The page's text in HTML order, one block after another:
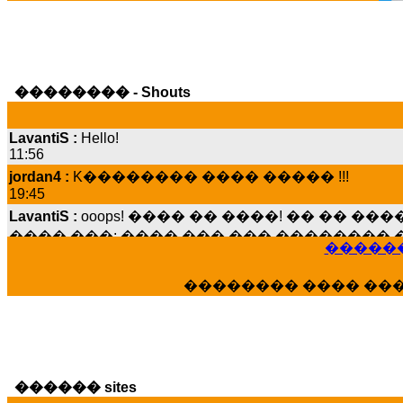
�������� - Shouts
11:56
jordan4 :
19:45
LavantiS :
���� ���; ���� ��� ��� ��������
15:07
���� ����� ��������
LavantiS :����� ���� ������� ���
veronica :
E���� 2012 ��� ����� ���
������� ��������� ���� ������
�������� ����
������ sites